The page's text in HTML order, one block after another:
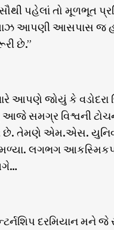
સૌથી પહેલાં તો
આપણી આસપાસ જ
છે.”
આપણે જોયું કે
આજે સમગ્ર વિશ્વની
છે. તેમણે એમ.એસ.
લગભગ
દરમિયાન મને